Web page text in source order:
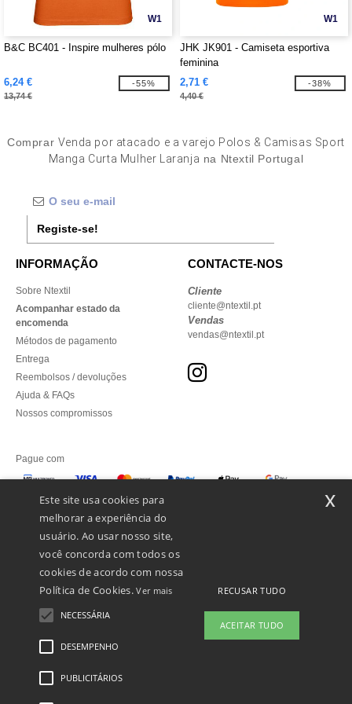
W1
B&C BC401 - Inspire mulheres pólo
6,24 €
13,74 €
-55%
W1
JHK JK901 - Camiseta esportiva
feminina
2,71 €
4,40 €
-38%
Comprar Venda por atacado e a varejo Polos & Camisas Sport
Manga Curta Mulher Laranja na Ntextil Portugal
Registe-se!
INFORMAÇÃO
Sobre Ntextil
Acompanhar estado da
encomenda
Métodos de pagamento
Entrega
Reembolsos / devoluções
Ajuda & FAQs
Nossos compromissos
CONTACTE-NOS
Cliente
cliente@ntextil.pt
Vendas
vendas@ntextil.pt
Pague com
Enviamos com
Menções Legais-Política de Privacidade
Este site usa cookies para
melhorar a experiência do
usuário. Ao usar nosso site,
você concorda com todos os
cookies de acordo com nossa
Política de Cookies.Ver mais
NECESSÁRIA
DESEMPENHO
PUBLICITÁRIOS
RECUSAR TUDO
ACEITAR TUDO
x